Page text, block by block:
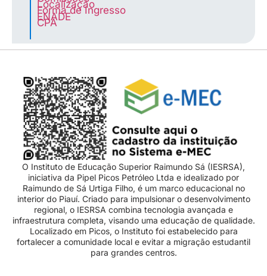
Localização
Forma de Ingresso
ENADE
CPA
O Instituto de Educação Superior Raimundo Sá (IESRSA),
iniciativa da Pipel Picos Petróleo Ltda e idealizado por
Raimundo de Sá Urtiga Filho, é um marco educacional no
interior do Piauí. Criado para impulsionar o desenvolvimento
regional, o IESRSA combina tecnologia avançada e
infraestrutura completa, visando uma educação de qualidade.
Localizado em Picos, o Instituto foi estabelecido para
fortalecer a comunidade local e evitar a migração estudantil
para grandes centros.